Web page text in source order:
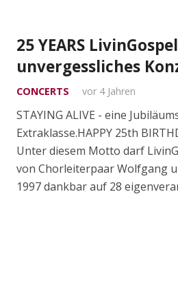
25 YEARS
unvergessliches
CONCERTS vor 4 Jahren
STAYING ALIVE - eine
Extraklasse.HAPPY 25th
Unter diesem Motto darf
von Chorleiterpaar Wolfgang
1997 dankbar auf 28